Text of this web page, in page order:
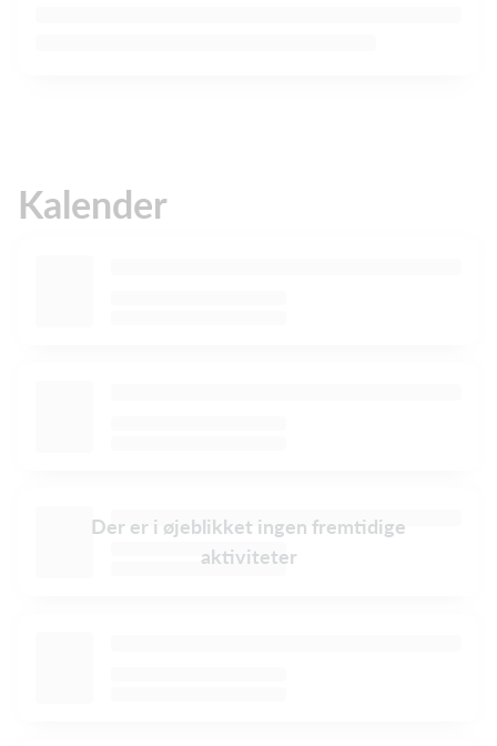
Kalender
Der er i øjeblikket ingen fremtidige
aktiviteter